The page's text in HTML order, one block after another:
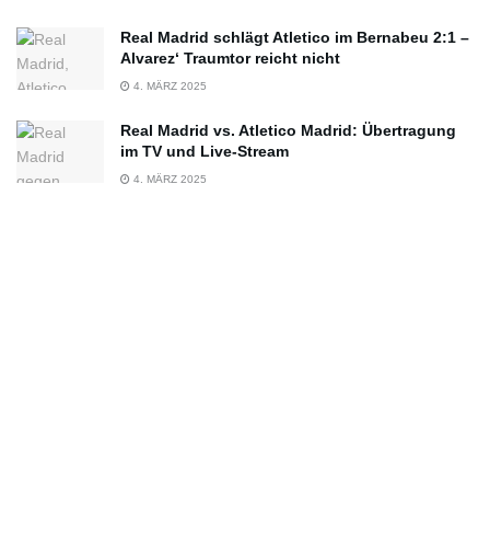
Real Madrid schlägt Atletico im Bernabeu 2:1 –
Alvarez‘ Traumtor reicht nicht
4. MÄRZ 2025
Real Madrid vs. Atletico Madrid: Übertragung
im TV und Live-Stream
4. MÄRZ 2025